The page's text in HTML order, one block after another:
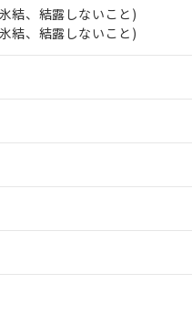
結、結露しないこと)
結、結露しないこと)